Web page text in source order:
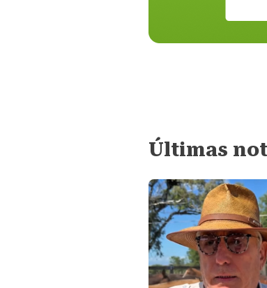
Últimas